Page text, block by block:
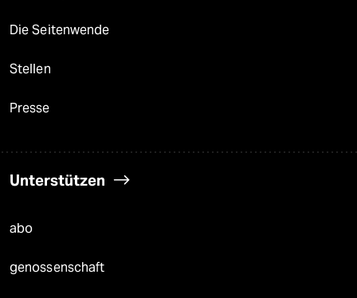
Die Seitenwende
Stellen
Presse
Unterstützen
abo
genossenschaft